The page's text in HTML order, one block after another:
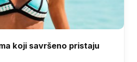
koji savršeno pristaju